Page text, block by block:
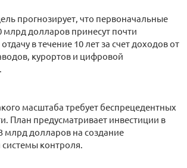
прогнозирует, что первоначальные
млрд долларов принесут почти
в течение 10 лет за счет доходов от
курортов и цифровой
масштаба требует беспрецедентных
План предусматривает инвестиции в
млрд долларов на создание
контроля.